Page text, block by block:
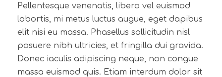
Pellentesque venenatis, libero vel euismod
lobortis, mi metus luctus augue, eget dapibus
elit nisi eu massa. Phasellus sollicitudin nisl
posuere nibh ultricies, et fringilla dui gravida.
Donec iaculis adipiscing neque, non congue
massa euismod quis. Etiam interdum dolor sit